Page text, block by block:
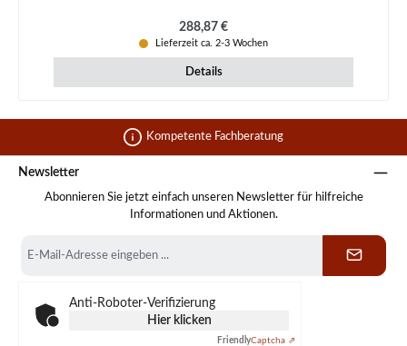
Regulärer Preis:
288,87 €
Lieferzeit ca. 2-3 Wochen
Details
Kompetente Fachberatung
Newsletter
Abonnieren Sie jetzt einfach unseren Newsletter für hilfreiche
Informationen und Aktionen.
Mail-
Anti-Roboter-Verifizierung
Hier klicken
FriendlyCaptcha ⇗